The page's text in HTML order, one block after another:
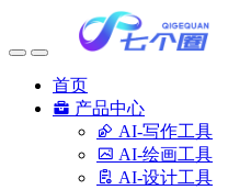
首页
产品中心
AI-写作工具
AI-绘画工具
AI-设计工具